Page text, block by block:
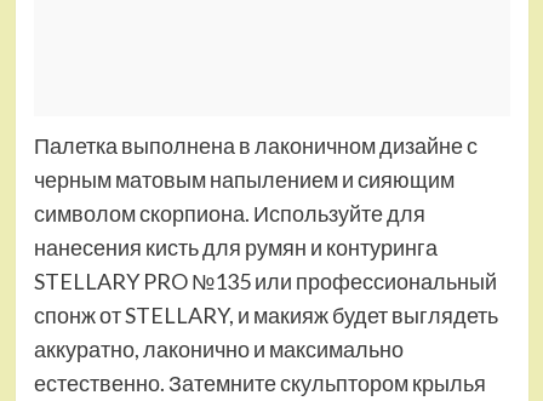
Палетка выполнена в лаконичном дизайне с
черным матовым напылением и сияющим
символом скорпиона. Используйте для
нанесения кисть для румян и контуринга
STELLARY PRO №135 или профессиональный
спонж от STELLARY, и макияж будет выглядеть
аккуратно, лаконично и максимально
естественно. Затемните скульптором крылья